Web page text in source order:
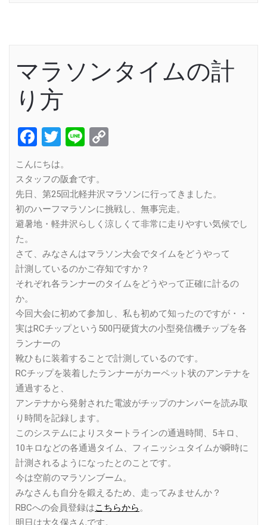
マラソンタイムの計
り方
Facebook
Twitter
Line
こんにちは。
スタッフの阪倉です。
先日、第25回北軽井沢マラソンに行ってきました。
初のハーフマラソンに挑戦し、無事完走。
避暑地・軽井沢らしく涼しくて非常に走りやすい気候でし
た。
さて、みなさんはマラソン大会でタイムをどうやって
計測しているのかご存知ですか？
それぞれ各ランナーのタイムをどうやって正確に計るの
か。
今回大会に初めて参加し、私も初めて知ったのですが・・
実はRCチップという500円硬貨大の小型発信機チップを各
ランナーの
靴ひもに装着することで計測しているのです。
RCチップを装着したランナーがカーペット状のアンテナを
通過すると、
アンテナから発射された電波がチップのナンバーを読み取
り時間を記録します。
このシステムによりスタートラインの通過時間、5キロ、
10キロなどの各通過タイム、フィニッシュタイムが瞬時に
計測されるようになったとのことです。
今は空前のマラソンブーム。
みなさんも自分を鍛えるため、走ってみませんか？
RBCへの会員登録はこちらから。
明日は大久保さんです。